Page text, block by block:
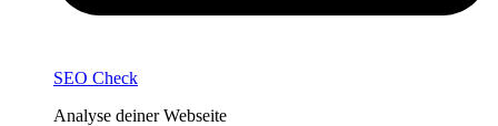
SEO Check
Analyse deiner Webseite